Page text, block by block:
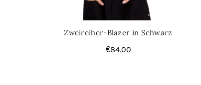
Zweireiher-Blazer in Schwarz
€84.00